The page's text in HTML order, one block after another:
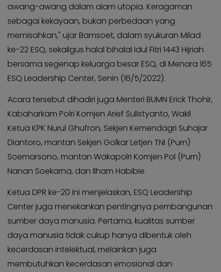
awang-awang dalam alam utopia. Keragaman
sebagai kekayaan, bukan perbedaan yang
memisahkan," ujar Bamsoet, dalam syukuran Milad
ke-22 ESQ, sekaligus halal bihalal Idul Fitri 1443 Hijriah
bersama segenap keluarga besar ESQ, di Menara 165
ESQ Leadership Center, Senin (16/5/2022).
Acara tersebut dihadiri juga Menteri BUMN Erick Thohir,
Kabaharkam Polri Komjen Arief Sulistyanto, Wakil
Ketua KPK Nurul Ghufron, Sekjen Kemendagri Suhajar
Diantoro, mantan Sekjen Golkar Letjen TNI (Purn)
Soemarsono, mantan Wakapolri Komjen Pol (Purn)
Nanan Soekarna, dan Ilham Habibie.
Ketua DPR ke-20 ini menjelaskan, ESQ Leadership
Center juga menekankan pentingnya pembangunan
sumber daya manusia. Pertama, kualitas sumber
daya manusia tidak cukup hanya dibentuk oleh
kecerdasan intelektual, melainkan juga
membutuhkan kecerdasan emosional dan